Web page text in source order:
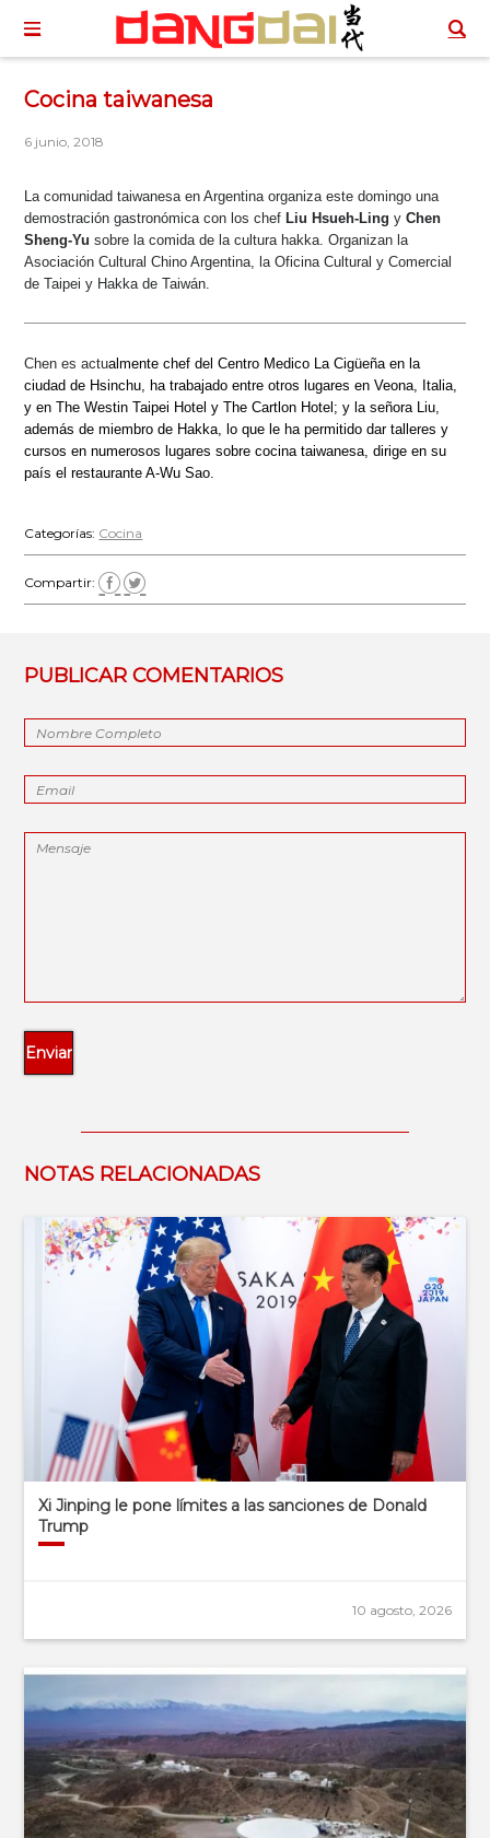
Cocina taiwanesa
6 junio, 2018
La comunidad taiwanesa en Argentina organiza este domingo una
demostración gastronómica con los chef Liu Hsueh-LingyChen
Sheng-Yusobre la comida de la cultura hakka. Organizan la
Asociación Cultural Chino Argentina, la Oficina Cultural y Comercial
de Taipei y Hakka de Taiwán.
Chen es actualmente chef del Centro Medico La Cigüeña en la
ciudad de Hsinchu, ha trabajado entre otros lugares en Veona, Italia,
y en The Westin Taipei Hotel y The Cartlon Hotel; y la señora Liu,
además de miembro de Hakka, lo que le ha permitido dar talleres y
cursos en numerosos lugares sobre cocina taiwanesa, dirige en su
país el restaurante A-Wu Sao.
Categorías: Cocina
Compartir:
PUBLICAR COMENTARIOS
NOTAS RELACIONADAS
Xi Jinping le pone límites a las sanciones de Donald
Trump
10 agosto, 2026